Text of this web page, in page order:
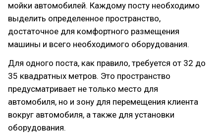
мойки автомобилей. Каждому посту необходимо
выделить определенное пространство,
достаточное для комфортного размещения
машины и всего необходимого оборудования.
Для одного поста, как правило, требуется от 32 до
35 квадратных метров. Это пространство
предусматривает не только место для
автомобиля, но и зону для перемещения клиента
вокруг автомобиля, а также для установки
оборудования.